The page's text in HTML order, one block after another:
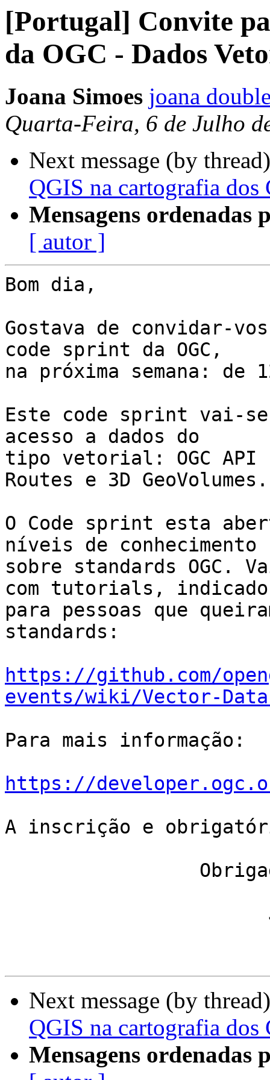
[Portugal] Convite
da OGC - Dados
Joana Simoes joana
Quarta-Feira, 6 de Julho
Next message (by
QGIS na cartografia dos
Mensagens ordenadas
[ autor ]
Bom dia,
Gostava de convidar-
code sprint da OGC,
na próxima semana: de
Este code sprint vai-se
acesso a dados do
tipo vetorial: OGC API
Routes e 3D GeoVolumes.
O Code sprint esta
níveis de conhecimento
sobre standards OGC.
com tutorials,
para pessoas que
standards:
https://github.com/
events/wiki/Vector-
Para mais informação:
https://
A inscrição e
Next message (by
QGIS na cartografia dos
Mensagens ordenadas